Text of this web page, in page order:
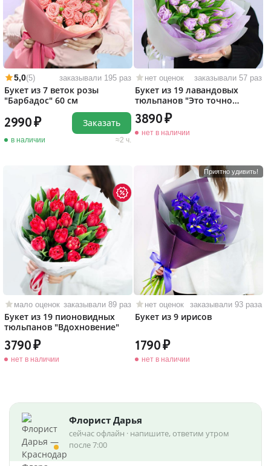
5,0(5) заказывали 195 раз
Букет из 7 веток розы
"Барбадос" 60 см
2990
в наличии 2 ч.
Заказать
нет оценок заказывали 57 раз
Букет из 19 лавандовых
тюльпанов "Это точно
любовь!"
3890
нет в наличии
мало оценок заказывали 89 раз
Букет из 19 пионовидных
тюльпанов "Вдохновение"
3790
нет в наличии
Приятно удивить!
нет оценок заказывали 93 раза
Букет из 9 ирисов
1790
нет в наличии
Флорист Дарья
сейчас офлайн · напишите, ответим утром
после 7:00